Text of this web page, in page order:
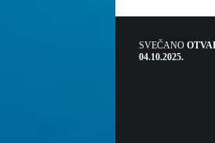
SVEČANO
04.10.2025.